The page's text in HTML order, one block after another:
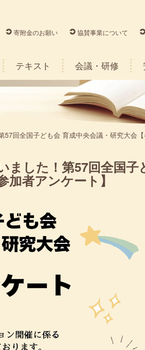
寄附金のお願い 協賛事業について
テキスト 会議・研修
57回全国子ども会 育成中央会議・研究大会【
ました！第57回全国子
加者アンケート】